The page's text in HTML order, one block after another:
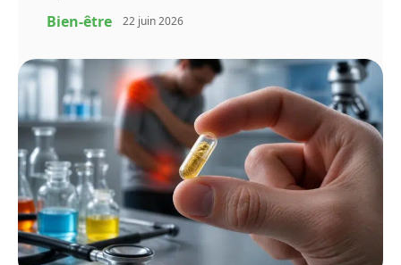
Bien-être 22 juin 2026